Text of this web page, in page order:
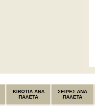
ΚΙΒΩΤΙΑ ΑΝΑ
ΠΑΛΕΤΑ
ΣΕΙΡΕΣ ΑΝΑ
ΠΑΛΕΤΑ